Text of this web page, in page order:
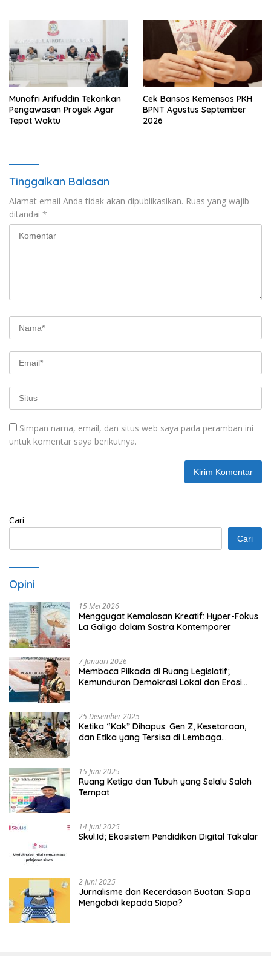
Munafri Arifuddin Tekankan
Pengawasan Proyek Agar
Tepat Waktu
Cek Bansos Kemensos PKH
BPNT Agustus September
2026
Tinggalkan Balasan
Alamat email Anda tidak akan dipublikasikan. Ruas yang wajib
ditandai *
Simpan nama, email, dan situs web saya pada peramban ini
untuk komentar saya berikutnya.
Cari
Cari
Opini
15 Mei 2026
Menggugat Kemalasan Kreatif: Hyper-Fokus
La Galigo dalam Sastra Kontemporer
7 Januari 2026
Membaca Pilkada di Ruang Legislatif;
Kemunduran Demokrasi Lokal dan Erosi
25 Desember 2025
Ketika “Kak” Dihapus: Gen Z, Kesetaraan,
dan Etika yang Tersisa di Lembaga
15 Juni 2025
Ruang Ketiga dan Tubuh yang Selalu Salah
Tempat
14 Juni 2025
Skul.Id; Ekosistem Pendidikan Digital Takalar
2 Juni 2025
Jurnalisme dan Kecerdasan Buatan: Siapa
Mengabdi kepada Siapa?